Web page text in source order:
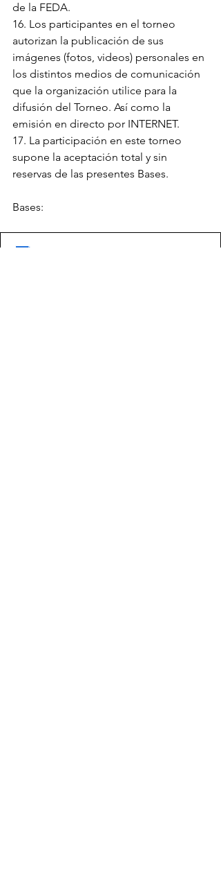
de la FEDA.
16. Los participantes en el torneo
autorizan la publicación de sus
imágenes (fotos, videos) personales en
los distintos medios de comunicación
que la organización utilice para la
difusión del Torneo. Así como la
emisión en directo por INTERNET.
17. La participación en este torneo
supone la aceptación total y sin
reservas de las presentes Bases.
Bases: